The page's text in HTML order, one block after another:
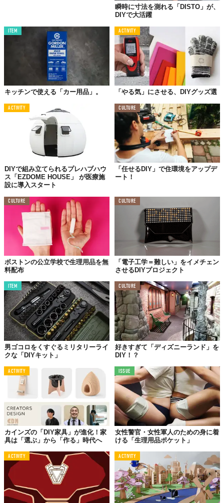
瞬時に寸法を測れる「DISTO」が、
DIYで大活躍
ITEM
キッチンで使える「カー用品」。
ACTIVITY
「やる気」にさせる、DIYグッズ選
ACTIVITY
DIYで組み立てられるプレハブハウ
ス「EZDOME HOUSE」 が医療施
設に導入スタート
CULTURE
「任せるDIY」で住環境をアップデ
ート！
CULTURE
ボストンの公立学校で生理用品を無
料配布
CULTURE
「電子工学＝難しい」をイメチェン
させるDIYプロジェクト
ITEM
男ゴコロをくすぐるミリタリーライ
クな「DIYキット」
CULTURE
好きすぎて「ディズニーランド」を
DIY！？
ACTIVITY
カインズの「DIY家具」が進化！家
具は「選ぶ」から「作る」時代へ
ISSUE
女性警官・女性軍人のための身に着
ける「生理用品ポケット」
ACTIVITY ACTIVITY